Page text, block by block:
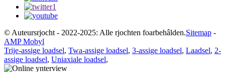
© Auteursrjocht - 2022-2025: Alle rjochten foarbehâlden.Sitemap -
AMP Mobyl
Trije-assige loadsel, Twa-assige loadsel, 3-assige loadsel, Laadsel, 2-
assige loadsel, Uniaxiale loadsel,